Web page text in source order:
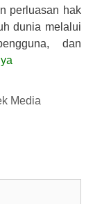
perluasan hak
dunia melalui
dan
Media